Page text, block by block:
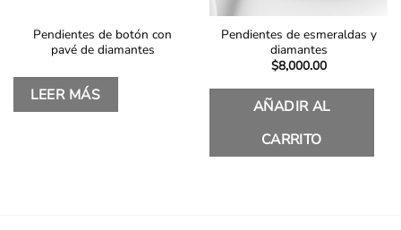
Pendientes de botón con
pavé de diamantes
LEER MÁS
Pendientes de esmeraldas y
diamantes
$8,000.00
AÑADIR AL
CARRITO